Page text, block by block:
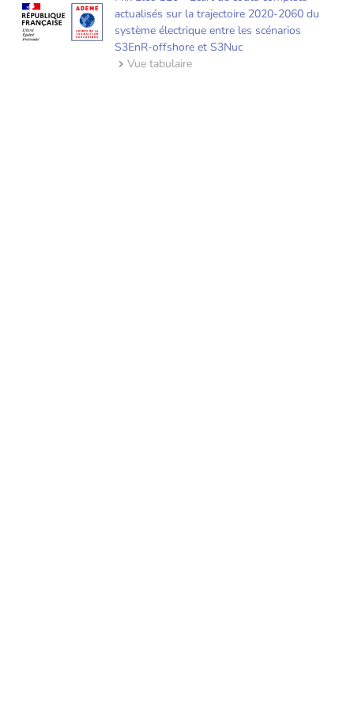
actualisés sur la trajectoire 2020-2060 du
système électrique entre les scénarios
S3EnR-offshore et S3Nuc
Vue tabulaire